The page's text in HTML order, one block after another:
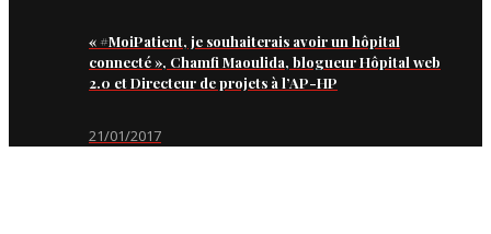
« #MoiPatient, je souhaiterais avoir un hôpital
connecté », Chamfi Maoulida, blogueur Hôpital web
2.0 et Directeur de projets à l’AP-HP
21/01/2017